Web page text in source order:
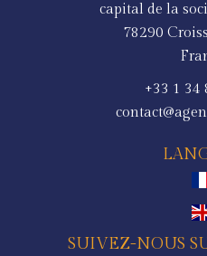
capital de la
78290
+33 1 34
SUIVEZ-NOUS